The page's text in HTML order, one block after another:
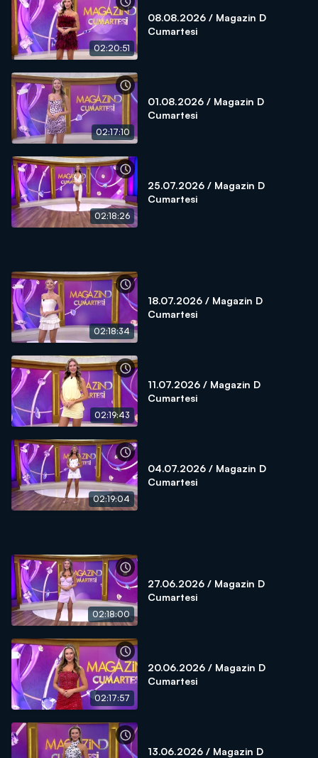
02:20:51
08.08.2026 / Magazin D
Cumartesi
02:17:10
01.08.2026 / Magazin D
Cumartesi
02:18:26
25.07.2026 / Magazin D
Cumartesi
02:18:34
18.07.2026 / Magazin D
Cumartesi
02:19:43
11.07.2026 / Magazin D
Cumartesi
02:19:04
04.07.2026 / Magazin D
Cumartesi
02:18:00
27.06.2026 / Magazin D
Cumartesi
02:17:57
20.06.2026 / Magazin D
Cumartesi
13.06.2026 / Magazin D